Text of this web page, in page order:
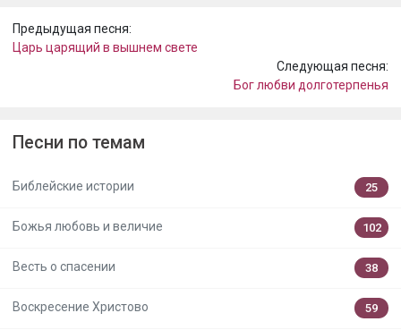
Предыдущая песня:
Царь царящий в вышнем свете
Следующая песня:
Бог любви долготерпенья
Песни по темам
Библейские истории 25
Божья любовь и величие 102
Весть о спасении 38
Воскресение Христово 59